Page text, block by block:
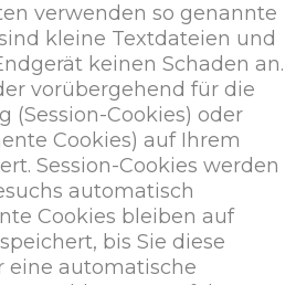
verwenden so genannte
sind kleine Textdateien und
keinen Schaden an.
vorübergehend für die
(Session-Cookies) oder
Cookies) auf Ihrem
Session-Cookies werden
automatisch
Cookies bleiben auf
bis Sie diese
eine automatische